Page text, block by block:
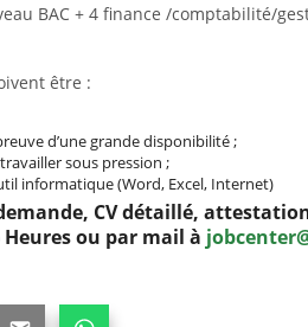
BAC + 4 finance /
être :
d’une grande disponibilité ;
sous pression ;
informatique (Word, Excel, Internet)
CV détaillé,
ou par mail à